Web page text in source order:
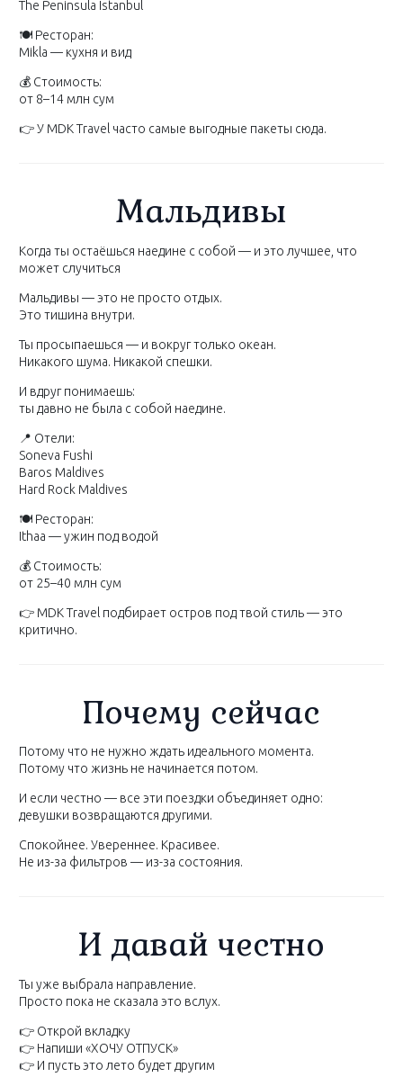
The Peninsula Istanbul
🍽 Ресторан:
Mikla — кухня и вид
💰 Стоимость:
от 8–14 млн сум
👉 У MDK Travel часто самые выгодные пакеты сюда.
Мальдивы
Когда ты остаёшься наедине с собой — и это лучшее, что
может случиться
Мальдивы — это не просто отдых.
Это тишина внутри.
Ты просыпаешься — и вокруг только океан.
Никакого шума. Никакой спешки.
И вдруг понимаешь:
ты давно не была с собой наедине.
📍 Отели:
Soneva Fushi
Baros Maldives
Hard Rock Maldives
🍽 Ресторан:
Ithaa — ужин под водой
💰 Стоимость:
от 25–40 млн сум
👉 MDK Travel подбирает остров под твой стиль — это
критично.
Почему сейчас
Потому что не нужно ждать идеального момента.
Потому что жизнь не начинается потом.
И если честно — все эти поездки объединяет одно:
девушки возвращаются другими.
Спокойнее. Увереннее. Красивее.
Не из-за фильтров — из-за состояния.
И давай честно
Ты уже выбрала направление.
Просто пока не сказала это вслух.
👉 Открой вкладку
👉 Напиши «ХОЧУ ОТПУСК»
👉 И пусть это лето будет другим